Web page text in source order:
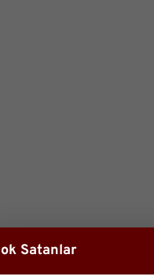
Satanlar